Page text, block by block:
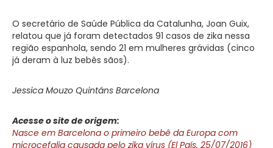
O secretário de Saúde Pública da Catalunha, Joan Guix,
relatou que já foram detectados 91 casos de zika nessa
região espanhola, sendo 21 em mulheres grávidas (cinco
já deram à luz bebês sãos).
Jessica Mouzo Quintáns Barcelona
Acesse o site de origem:
Nasce em Barcelona o primeiro bebê da Europa com
microcefalia causada pelo zika vírus (El País, 25/07/2016)